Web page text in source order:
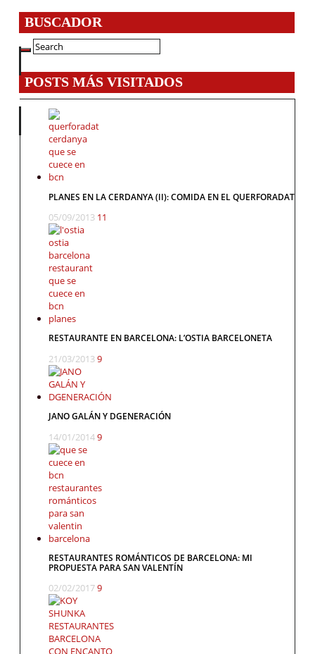
BUSCADOR
POSTS MÁS VISITADOS
PLANES EN LA CERDANYA (II): COMIDA EN EL QUERFORADAT
05/09/2013 11
RESTAURANTE EN BARCELONA: L’OSTIA BARCELONETA
21/03/20139
JANO GALÁN Y DGENERACIÓN
14/01/20149
RESTAURANTES ROMÁNTICOS DE BARCELONA: MI
PROPUESTA PARA SAN VALENTÍN
02/02/20179